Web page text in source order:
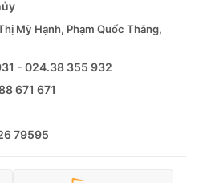
Mỹ Hạnh, Phạm Quốc Thắng,
- 024.38 355 932
671 671
79595